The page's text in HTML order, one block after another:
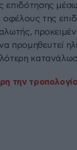
επιδότησης
οφέλους της
προμηθευτεί
την τροπολογία